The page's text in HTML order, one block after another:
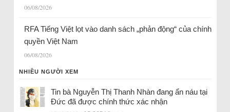
06/08/2026
RFA Tiếng Việt lọt vào danh sách „phản động“ của chính
quyền Việt Nam
06/08/2026
NHIỀU NGƯỜI XEM
Tin bà Nguyễn Thị Thanh Nhàn đang ẩn náu tại
Đức đã được chính thức xác nhận